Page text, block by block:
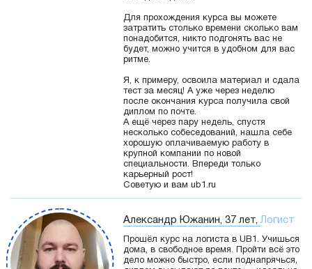
Для прохождения курса вы можете
затратить столько времени сколько вам
понадобится, никто подгонять вас не
будет, можно учится в удобном для вас
ритме.
Я, к примеру, освоила материал и сдала
тест за месяц! А уже через неделю
после окончания курса получила свой
диплом по почте.
А ещё через пару недель, спустя
несколько собеседований, нашла себе
хорошую оплачиваемую работу в
крупной компании по новой
специальности. Впереди только
карьерный рост!
Советую и вам ub1.ru
Александр Южанин, 37 лет,Логист
Прошёл курс на логиста в UB1. Учишься
дома, в свободное время. Пройти всё это
дело можно быстро, если поднапрячься,